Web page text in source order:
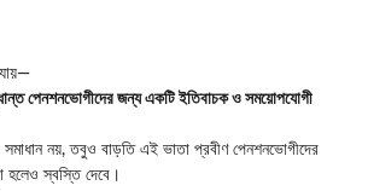
পেনশনভোগীদের জন্য একটি ইতিবাচক ও সময়োপযোগী
নয়, তবুও বাড়তি এই ভাতা প্রবীণ পেনশনভোগীদের
হলেও স্বস্তি দেবে।